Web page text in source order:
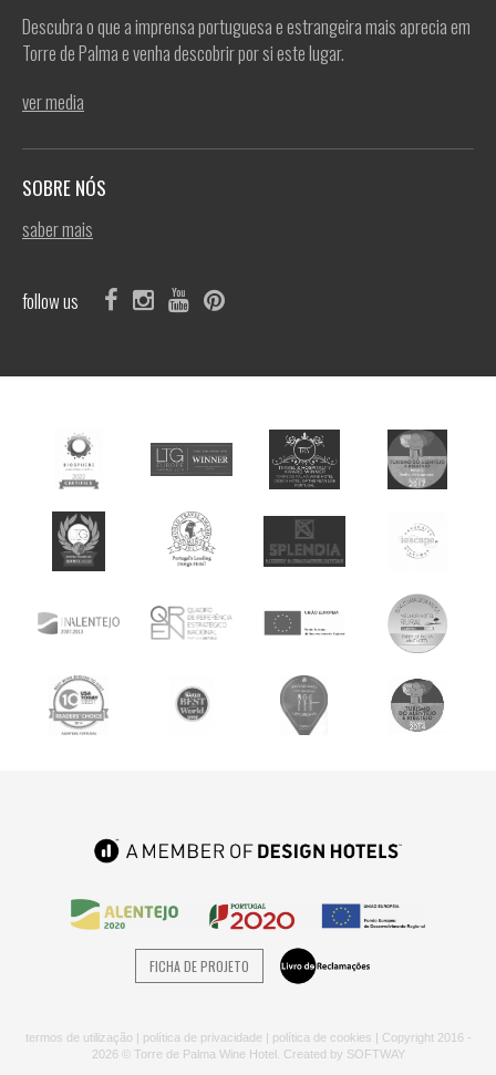
Descubra o que a imprensa portuguesa e estrangeira mais aprecia em
Torre de Palma e venha descobrir por si este lugar.
ver media
SOBRE NÓS
saber mais
follow us
FICHA DE PROJETO
termos de utilização| política de privacidade | política de cookies | Copyright 2016 -
2026 © Torre de Palma Wine Hotel. Created by SOFTWAY